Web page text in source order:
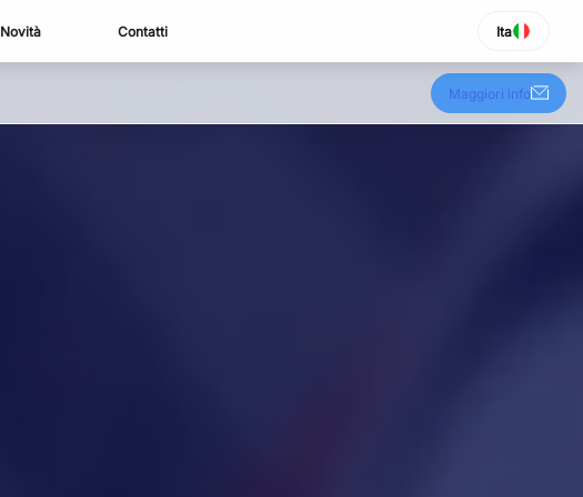
Novità Contatti Ita
SELEZIONA LINGUA
Maggiori info